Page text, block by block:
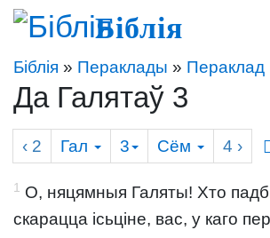
Біблія
Біблія » Пераклады » Пераклад
Да Галятаў 3
‹ 2 Гал 3 Сём 4 ›
1 О, няцямныя Галяты! Хто
скарацца ісьціне, вас, у каго